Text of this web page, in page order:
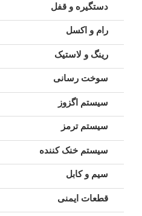
دستگیره و قفل
رام و اکسل
رینگ و لاستیک
سوخت رسانی
سیستم اگزوز
سیستم ترمز
سیستم خنک کننده
سیم و کابل
قطعات ایمنی